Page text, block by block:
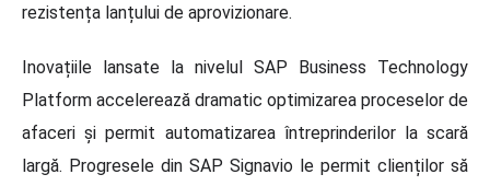
rezistența lanțului de aprovizionare.
Inovațiile lansate la nivelul SAP Business Technology
Platform accelerează dramatic optimizarea proceselor de
afaceri și permit automatizarea întreprinderilor la scară
largă. Progresele din SAP Signavio le permit clienților să